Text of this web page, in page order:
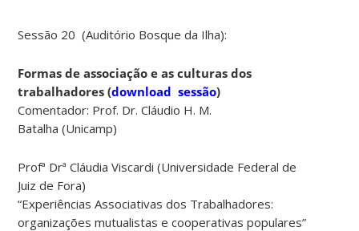
Sessão 20 (Auditório Bosque da Ilha):
Formas de associação e as culturas dos
trabalhadores(download sessão)
Comentador: Prof. Dr. Cláudio H. M.
Batalha (Unicamp)
Profª Drª Cláudia Viscardi (Universidade Federal de
Juiz de Fora)
“Experiências Associativas dos Trabalhadores:
organizações mutualistas e cooperativas populares”